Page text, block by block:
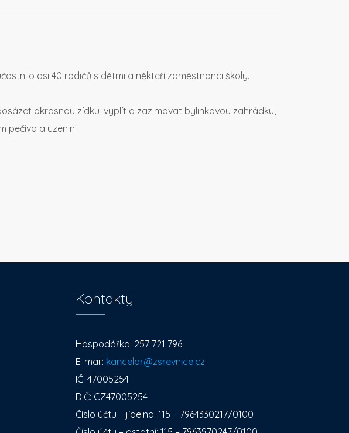
asi 40 rodičů s dětmi a někteří zaměstnanci školy.
okrasnou zídku, vyplít a zazimovat bylinkovou zahrádku,
pečiva a uzenin.
Kontakty
Hospodářka: 257 721 796
E-mail: kancelar@zsrevnice.cz
IČ: 47005254
DIČ: CZ47005254
Číslo účtu – jídelna: 115 – 7964330217/0100